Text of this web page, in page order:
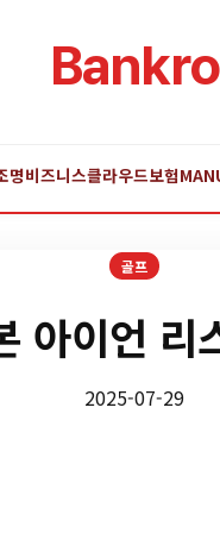
Bankro
명비즈니스클라우드보험
골프
아이언 리
2025-07-29